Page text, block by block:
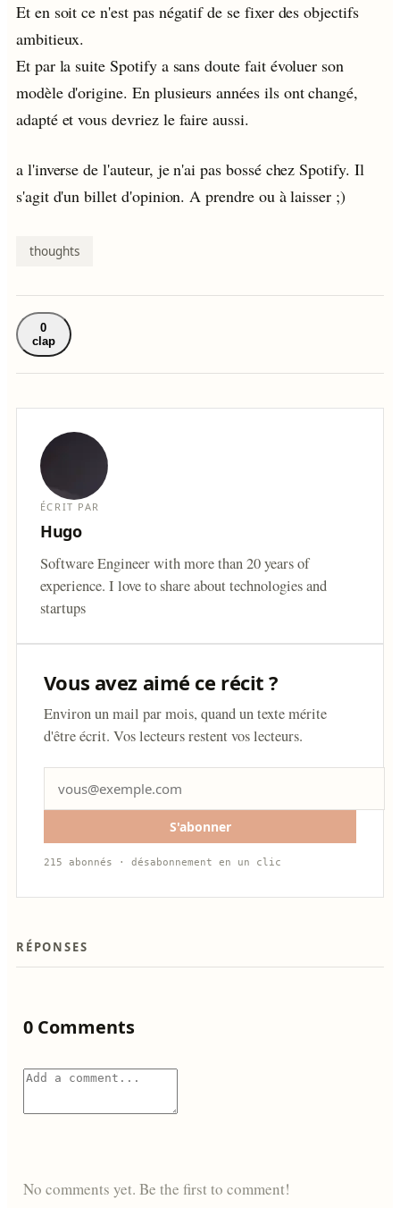
Et en soit ce n'est pas négatif de se fixer des objectifs
ambitieux.
Et par la suite Spotify a sans doute fait évoluer son
modèle d'origine. En plusieurs années ils ont changé,
adapté et vous devriez le faire aussi.
a l'inverse de l'auteur, je n'ai pas bossé chez Spotify. Il
s'agit d'un billet d'opinion. A prendre ou à laisser ;)
thoughts
0
clap
ÉCRIT PAR
Hugo
Software Engineer with more than 20 years of
experience. I love to share about technologies and
startups
Vous avez aimé ce récit ?
Environ un mail par mois, quand un texte mérite
d'être écrit. Vos lecteurs restent vos lecteurs.
S'abonner
215 abonnés · désabonnement en un clic
RÉPONSES
0 Comments
No comments yet. Be the first to comment!